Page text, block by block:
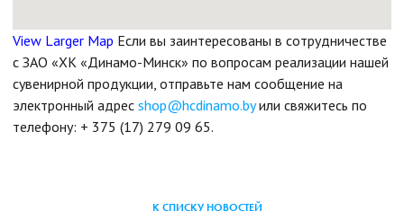
View Larger Map Если вы заинтересованы в сотрудничестве
с ЗАО «ХК «Динамо-Минск» по вопросам реализации нашей
сувенирной продукции, отправьте нам сообщение на
электронный адрес shop@hcdinamo.byили свяжитесь по
телефону: + 375 (17) 279 09 65.
К СПИСКУ НОВОСТЕЙ